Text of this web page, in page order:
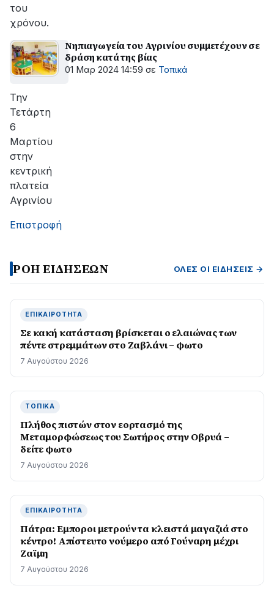
του
χρόνου.
Νηπιαγωγεία του Αγρινίου συμμετέχουν σε
δράση κατά της βίας
01 Μαρ 2024 14:59 σε Τοπικά
Την
Τετάρτη
6
Μαρτίου
στην
κεντρική
πλατεία
Αγρινίου
Επιστροφή
ΡΟΗ ΕΙΔΗΣΕΩΝ ΌΛΕΣ ΟΙ ΕΙΔΉΣΕΙΣ →
ΕΠΙΚΑΙΡΌΤΗΤΑ
Σε κακή κατάσταση βρίσκεται ο ελαιώνας των
πέντε στρεμμάτων στο Ζαβλάνι – φωτο
7 Αυγούστου 2026
ΤΟΠΙΚΆ
Πλήθος πιστών στον εορτασμό της
Μεταμορφώσεως του Σωτήρος στην Οβρυά –
δείτε φωτο
7 Αυγούστου 2026
ΕΠΙΚΑΙΡΌΤΗΤΑ
Πάτρα: Εμποροι μετρούν τα κλειστά μαγαζιά στο
κέντρο! Απίστευτο νούμερο από Γούναρη μέχρι
Ζαϊμη
7 Αυγούστου 2026